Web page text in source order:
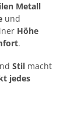
Metall
und
Höhe
.
Stil macht
jedes